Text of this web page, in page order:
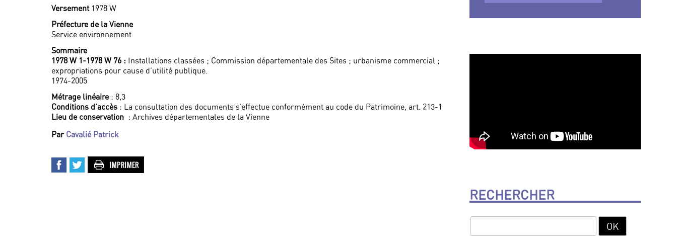
Versement 1978 W
Préfecture de la Vienne
Service environnement
Sommaire
1978 W 1-1978 W 76 : Installations classées ; Commission départementale des Sites ; urbanisme commercial ;
expropriations pour cause d’utilité publique.
1974-2005
Métrage linéaire: 8,3
Conditions d’accès : La consultation des documents s’effectue conformément au code du Patrimoine, art. 213-1
Lieu de conservation : Archives départementales de la Vienne
Par Cavalié Patrick
RECHERCHER